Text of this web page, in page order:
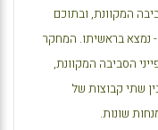
המקוונת, ובתוכם
- נמצא בראשיתו. המחקר
הסביבה המקוונת,
שתי קבוצות של
שונות.